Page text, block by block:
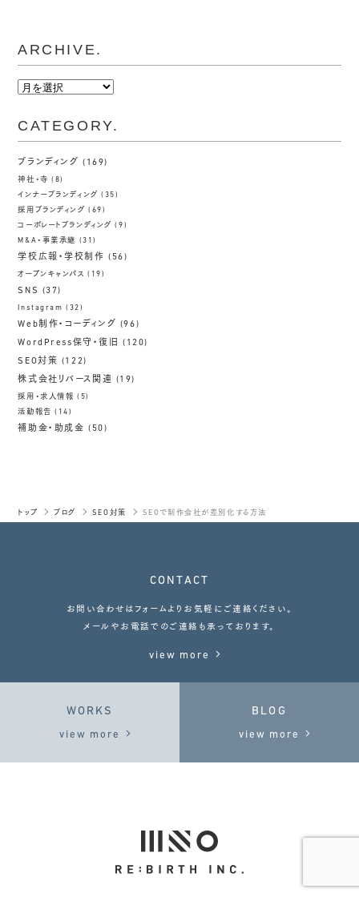
ARCHIVE.
ARCHIVE.
CATEGORY.
ブランディング (169)
神社・寺 (8)
インナーブランディング (35)
採用ブランディング (69)
コーポレートブランディング (9)
M&A・事業承継 (31)
学校広報・学校制作 (56)
オープンキャンパス (19)
SNS (37)
Instagram (32)
Web制作・コーディング (96)
WordPress保守・復旧 (120)
SEO対策 (122)
株式会社リバース関連 (19)
採用・求人情報 (5)
活動報告 (14)
補助金・助成金 (50)
トップ ブログ SEO対策 SEOで制作会社が差別化する方法
CONTACT
お問い合わせはフォームよりお気軽にご連絡ください。
メールやお電話でのご連絡も承っております。
view more
WORKS
view more
BLOG
view more